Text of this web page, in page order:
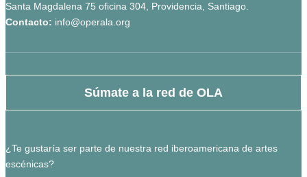
Santa Magdalena 75 oficina 304, Providencia, Santiago.
Contacto: info@operala.org
Súmate a la red de OLA
¿Te gustaría ser parte de nuestra red iberoamericana de artes
escénicas?